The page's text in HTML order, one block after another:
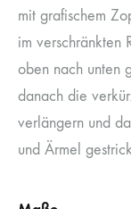
mit grafischem
im verschränkten
oben nach unten
danach die
verlängern und
und Ärmel